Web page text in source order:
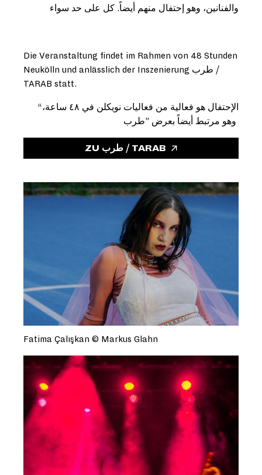
والفنانين، وهو إحتفال منهم أيضاً. كل على حد سواء
Die Veranstaltung findet im Rahmen von 48 Stunden
Neukölln und anlässlich der Inszenierung طرب /
TARAB statt.
“الإحتفال هو فعالية من فعاليات نويكلن في ٤٨ ساعة،
ZU طرب / TARAB
Fatima Çalışkan © Markus Glahn